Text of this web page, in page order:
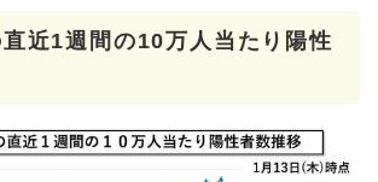
近1週間の10万人当たり陽性